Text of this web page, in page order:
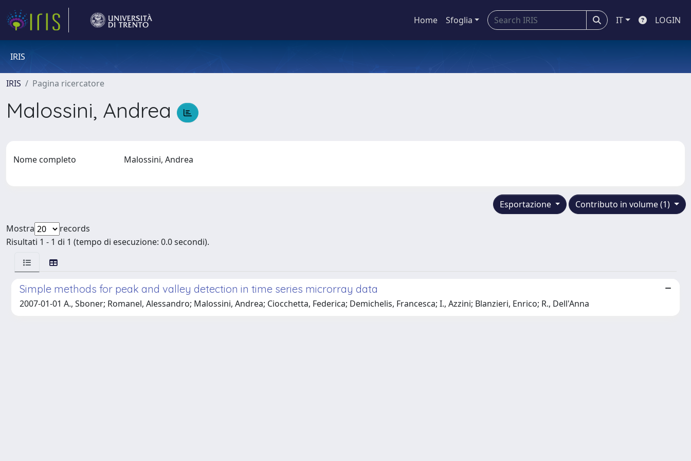
Home Sfoglia IT LOGIN
IRIS
IRIS Pagina ricercatore
Malossini, Andrea
Nome completo Malossini, Andrea
Contributo in volume (1)
Esportazione
Mostra
records
Risultati 1 - 1 di 1 (tempo di esecuzione: 0.0 secondi).
Simple methods for peak and valley detection in time series microrray data
2007-01-01 A., Sboner; Romanel, Alessandro; Malossini, Andrea; Ciocchetta, Federica; Demichelis, Francesca; I., Azzini; Blanzieri, Enrico; R., Dell'Anna